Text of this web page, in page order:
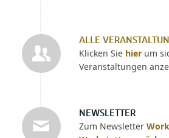
ALLE
Klicken Sie hierum
Veranstaltungen
NEWSLETTER
Zum Newsletter